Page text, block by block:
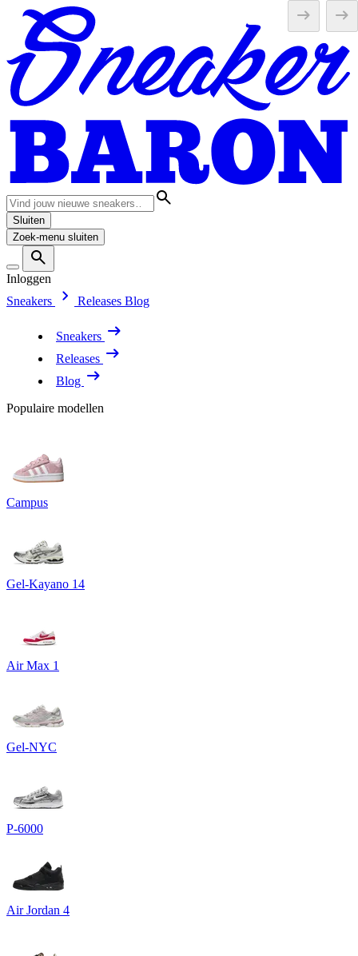
Sluiten
Zoek-menu sluiten
Inloggen
Sneakers
Releases Blog
Sneakers
Releases
Blog
Populaire modellen
Campus
Gel-Kayano 14
Air Max 1
Gel-NYC
P-6000
Air Jordan 4